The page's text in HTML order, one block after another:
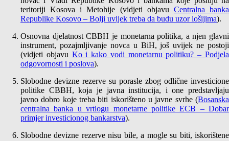
teritoriji Kosova i Metohije (vidjeti objavu Centralna banka
Republike Kosovo – Bolji uvijek treba da budu uzor lošijima).
Osnovna djelatnost CBBH je monetarna politika, a njen glavni
instrument, pozajmljivanje novca u BiH, još uvijek ne postoji
(vidjeti objavu Ko i kako vodi monetarnu politiku? – Podjela
odgovornosti i poslova).
Slobodne devizne rezerve su porasle zbog odlične investicione
politike CBBH, koja je javna institucija, i one predstavljaju
javno dobro koje treba biti iskorišteno u javne svrhe (Bosanska
centralna banka u vrtlogu monetarne politike ECB – Dobar
primjer investicionog bankarstva).
Slobodne devizne rezerve nisu bile, a mogle su biti, iskorištene